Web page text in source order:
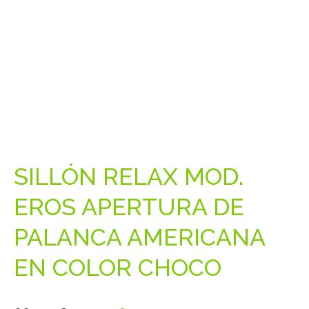
SILLÓN RELAX MOD.
EROS APERTURA DE
PALANCA AMERICANA
EN COLOR CHOCO